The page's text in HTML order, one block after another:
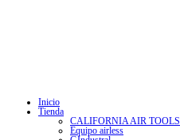
Inicio
Tienda
CALIFORNIA AIR TOOLS
Equipo airless